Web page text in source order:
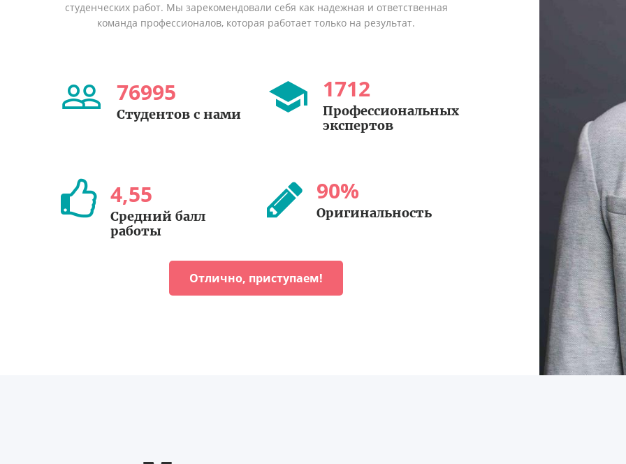
студенческих работ. Мы зарекомендовали себя как надежная и ответственная
команда профессионалов, которая работает только на результат.
76995
Студентов с нами
1712
Профессиональных
экспертов
4,55
Средний балл
работы
90%
Оригинальность
Отлично, приступаем!